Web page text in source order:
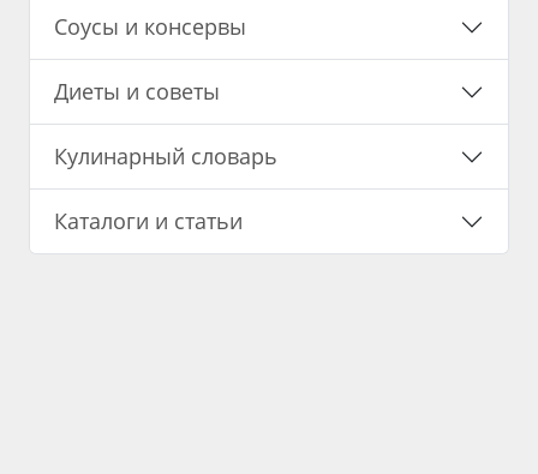
Соусы и консервы
Диеты и советы
Кулинарный словарь
Каталоги и статьи